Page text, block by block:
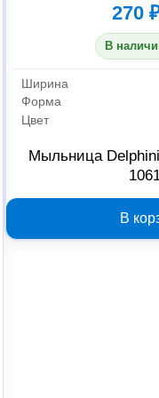
270
В
Ширина
Форма
Цвет
Мыльница
В